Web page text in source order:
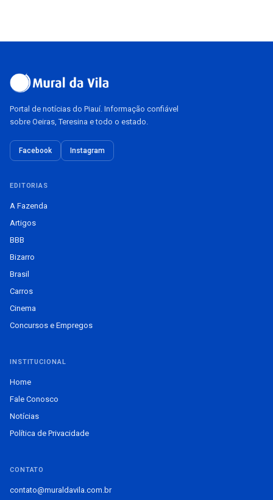
Portal de notícias do Piauí. Informação confiável
sobre Oeiras, Teresina e todo o estado.
Facebook Instagram
EDITORIAS
A Fazenda
Artigos
BBB
Bizarro
Brasil
Carros
Cinema
Concursos e Empregos
INSTITUCIONAL
Home
Fale Conosco
Notícias
Política de Privacidade
CONTATO
contato@muraldavila.com.br